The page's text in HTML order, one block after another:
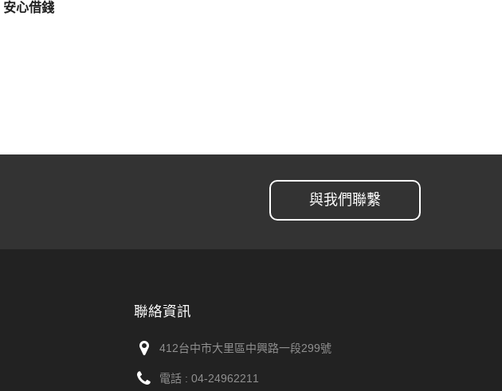
安心借錢
與我們聯繫
聯絡資訊
412台中市大里區中興路一段299號
電話 : 04-24962211